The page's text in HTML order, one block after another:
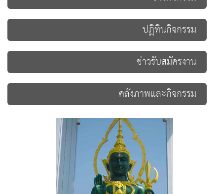
ปฏิทินกิจกรรม
ข่าวรับสมัครงาน
คลังภาพและกิจกรรม